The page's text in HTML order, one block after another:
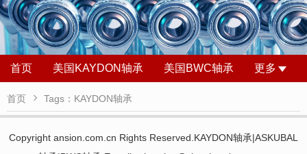
首页 美国KAYDON轴承 美国BWC轴承 更多
首页  Tags：KAYDON轴承
Copyright ansion.com.cn Rights Reserved.KAYDON轴承|ASKUBAL